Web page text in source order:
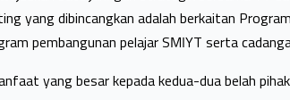
yang dibincangkan adalah berkaitan
pembangunan pelajar SMIYT serta
yang besar kepada kedua-dua belah